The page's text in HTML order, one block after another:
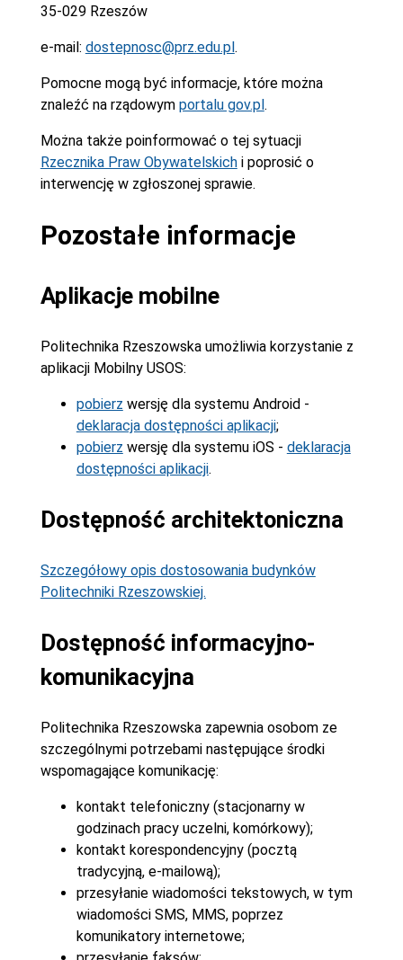
35-029 Rzeszów
e-mail: dostepnosc@prz.edu.pl .
Pomocne mogą być informacje, które można
znaleźć na rządowym portalu gov.pl .
Można także poinformować o tej sytuacji
Rzecznika Praw Obywatelskichi poprosić o
interwencję w zgłoszonej sprawie.
Pozostałe informacje
Aplikacje mobilne
Politechnika Rzeszowska umożliwia korzystanie z
aplikacji Mobilny USOS:
pobierz wersję dla systemu Android -
deklaracja dostępności aplikacji;
pobierz wersję dla systemu iOS - deklaracja
dostępności aplikacji.
Dostępność architektoniczna
Szczegółowy opis dostosowania budynków
Politechniki Rzeszowskiej.
Dostępność informacyjno-
komunikacyjna
Politechnika Rzeszowska zapewnia osobom ze
szczególnymi potrzebami następujące środki
wspomagające komunikację:
kontakt telefoniczny (stacjonarny w
godzinach pracy uczelni, komórkowy);
kontakt korespondencyjny (pocztą
tradycyjną, e-mailową);
przesyłanie wiadomości tekstowych, w tym
wiadomości SMS, MMS, poprzez
komunikatory internetowe;